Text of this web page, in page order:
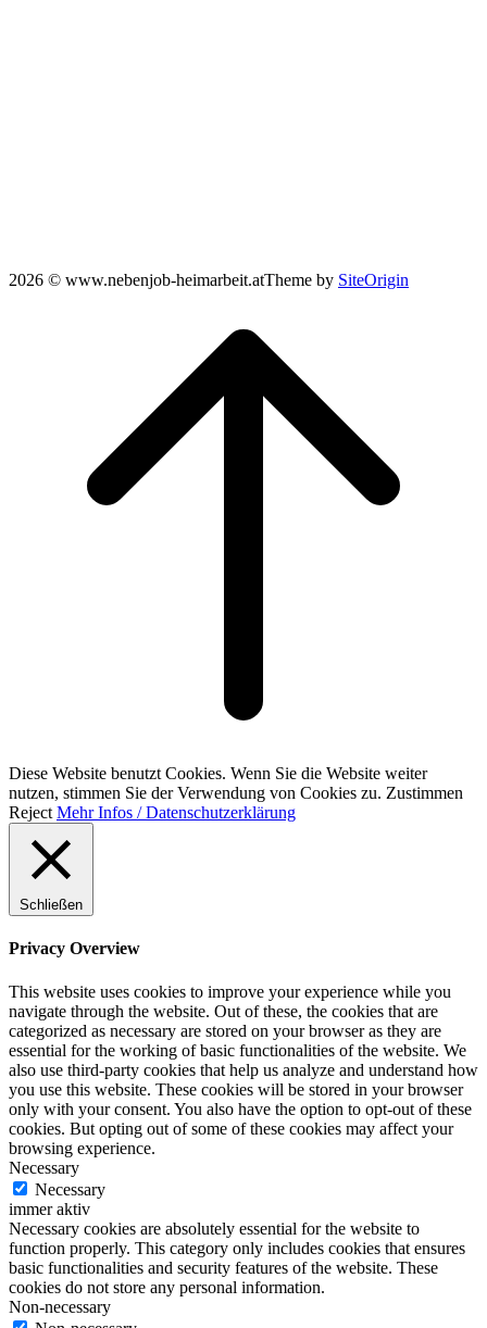
2026 © www.nebenjob-heimarbeit.atTheme by SiteOrigin
Diese Website benutzt Cookies. Wenn Sie die Website weiter
nutzen, stimmen Sie der Verwendung von Cookies zu. Zustimmen
Reject Mehr Infos / Datenschutzerklärung
Schließen
Privacy Overview
This website uses cookies to improve your experience while you
navigate through the website. Out of these, the cookies that are
categorized as necessary are stored on your browser as they are
essential for the working of basic functionalities of the website. We
also use third-party cookies that help us analyze and understand how
you use this website. These cookies will be stored in your browser
only with your consent. You also have the option to opt-out of these
cookies. But opting out of some of these cookies may affect your
browsing experience.
Necessary
Necessary
immer aktiv
Necessary cookies are absolutely essential for the website to
function properly. This category only includes cookies that ensures
basic functionalities and security features of the website. These
cookies do not store any personal information.
Non-necessary